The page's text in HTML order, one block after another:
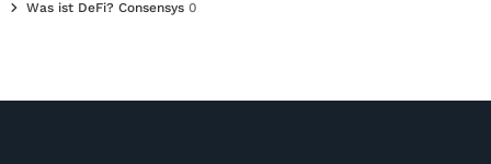
Was ist DeFi? Consensys 0